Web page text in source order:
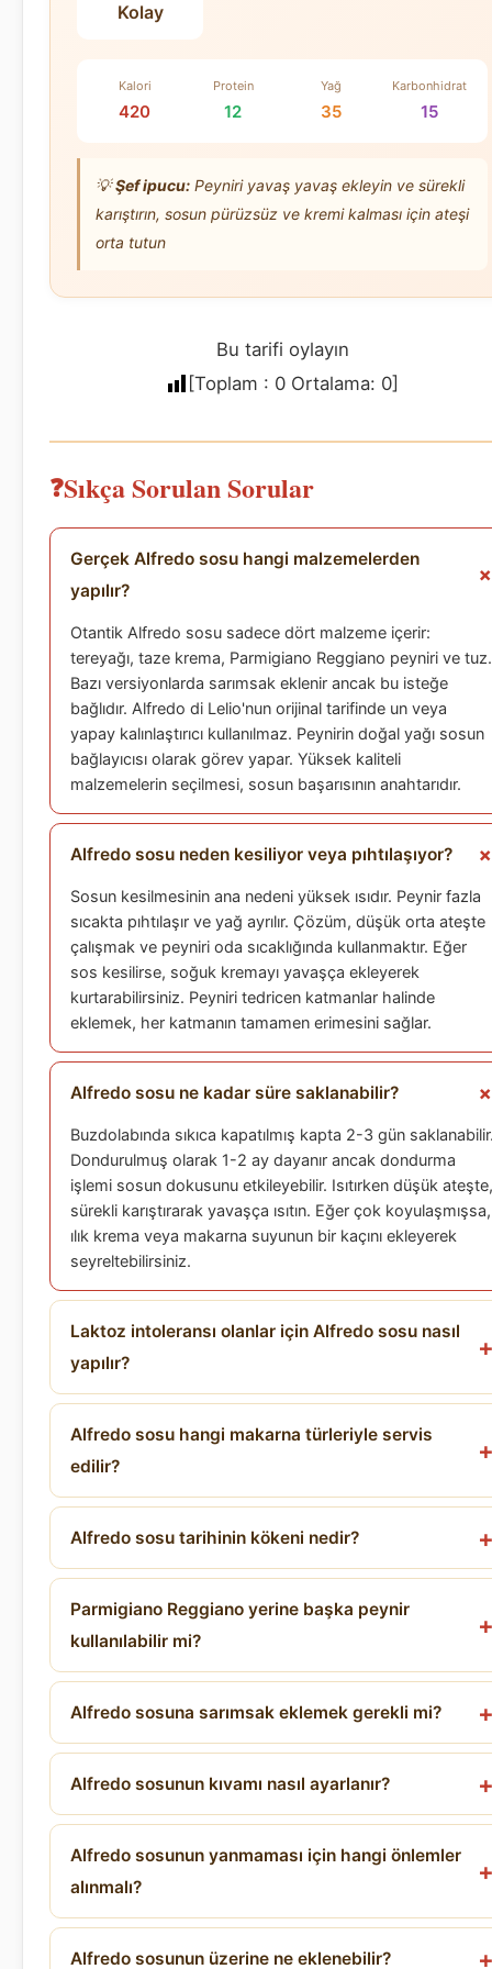
Kolay
Kalori
420
Protein
12
Yağ
35
Karbonhidrat
15
💡Şef ipucu: Peyniri yavaş yavaş ekleyin ve sürekli
karıştırın, sosun pürüzsüz ve kremi kalması için ateşi
orta tutun
Bu tarifi oylayın
[Toplam : 0 Ortalama: 0]
Sıkça Sorulan Sorular
Gerçek Alfredo sosu hangi malzemelerden
yapılır?
Otantik Alfredo sosu sadece dört malzeme içerir:
tereyağı, taze krema, Parmigiano Reggiano peyniri ve tuz.
Bazı versiyonlarda sarımsak eklenir ancak bu isteğe
bağlıdır. Alfredo di Lelio'nun orijinal tarifinde un veya
yapay kalınlaştırıcı kullanılmaz. Peynirin doğal yağı sosun
bağlayıcısı olarak görev yapar. Yüksek kaliteli
malzemelerin seçilmesi, sosun başarısının anahtarıdır.
Alfredo sosu neden kesiliyor veya pıhtılaşıyor?
Sosun kesilmesinin ana nedeni yüksek ısıdır. Peynir fazla
sıcakta pıhtılaşır ve yağ ayrılır. Çözüm, düşük orta ateşte
çalışmak ve peyniri oda sıcaklığında kullanmaktır. Eğer
sos kesilirse, soğuk kremayı yavaşça ekleyerek
kurtarabilirsiniz. Peyniri tedricen katmanlar halinde
eklemek, her katmanın tamamen erimesini sağlar.
Alfredo sosu ne kadar süre saklanabilir?
Buzdolabında sıkıca kapatılmış kapta 2-3 gün
Dondurulmuş olarak 1-2 ay dayanır ancak dondurma
işlemi sosun dokusunu etkileyebilir. Isıtırken düşük ateşte,
sürekli karıştırarak yavaşça ısıtın. Eğer çok koyulaşmışsa,
ılık krema veya makarna suyunun bir kaçını ekleyerek
seyreltebilirsiniz.
Laktoz intoleransı olanlar için Alfredo sosu nasıl
yapılır?
Alfredo sosu hangi makarna türleriyle servis
edilir?
Alfredo sosu tarihinin kökeni nedir?
Parmigiano Reggiano yerine başka peynir
kullanılabilir mi?
Alfredo sosuna sarımsak eklemek gerekli mi?
Alfredo sosunun kıvamı nasıl ayarlanır?
Alfredo sosunun yanmaması için hangi önlemler
alınmalı?
Alfredo sosunun üzerine ne eklenebilir?